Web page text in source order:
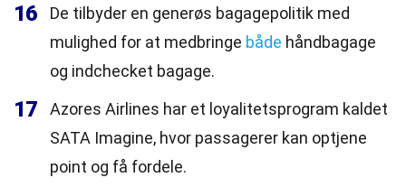
16
De tilbyder en generøs bagagepolitik med
mulighed for at medbringe både håndbagage
og indchecket bagage.
17
Azores Airlines har et loyalitetsprogram kaldet
SATA Imagine, hvor passagerer kan optjene
point og få fordele.